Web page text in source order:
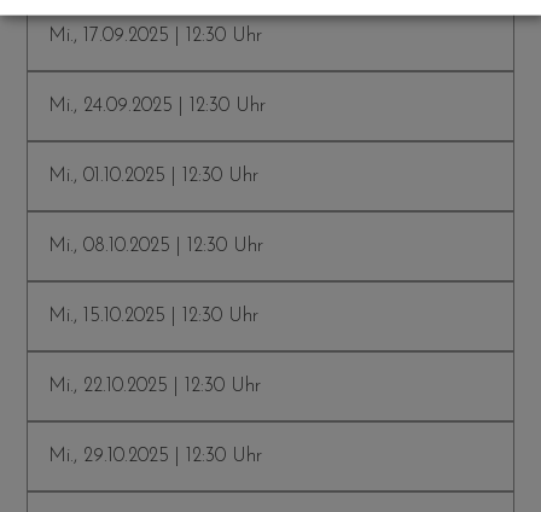
Mi., 17.09.2025 | 12:30 Uhr
Mi., 24.09.2025 | 12:30 Uhr
Mi., 01.10.2025 | 12:30 Uhr
Mi., 08.10.2025 | 12:30 Uhr
Mi., 15.10.2025 | 12:30 Uhr
Mi., 22.10.2025 | 12:30 Uhr
Mi., 29.10.2025 | 12:30 Uhr